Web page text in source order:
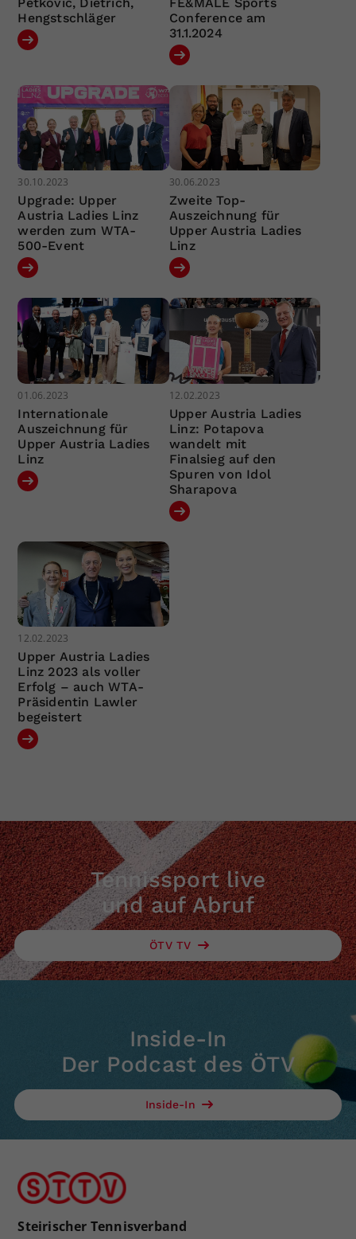
Hengstschläger
Conference am
31.1.2024
30.10.2023
Upgrade: Upper
Austria Ladies Linz
werden zum WTA-
500-Event
30.06.2023
Zweite Top-
Auszeichnung für
Upper Austria Ladies
Linz
01.06.2023
Internationale
Auszeichnung für
Upper Austria Ladies
Linz
12.02.2023
Upper Austria Ladies
Linz: Potapova
wandelt mit
Finalsieg auf den
Spuren von Idol
Sharapova
12.02.2023
Upper Austria Ladies
Linz 2023 als voller
Erfolg – auch WTA-
Präsidentin Lawler
begeistert
Tennissport live
und auf Abruf
ÖTV TV
Inside-In
Der Podcast des ÖTV
Inside-In
Steirischer Tennisverband